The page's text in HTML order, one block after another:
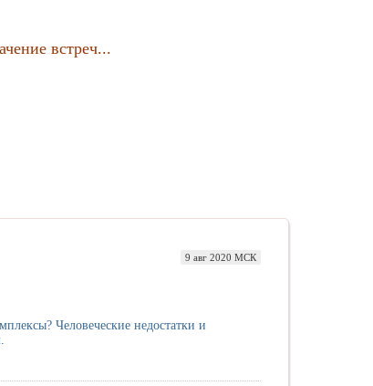
встреч...
9 авг 2020 МСК
Человеческие недостатки и